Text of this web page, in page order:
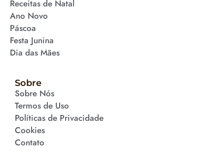
Receitas de Natal
Ano Novo
Páscoa
Festa Junina
Dia das Mães
Sobre
Sobre Nós
Termos de Uso
Políticas de Privacidade
Cookies
Contato